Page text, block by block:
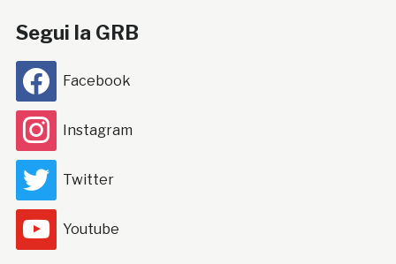
Segui la GRB
Facebook
Instagram
Twitter
Youtube